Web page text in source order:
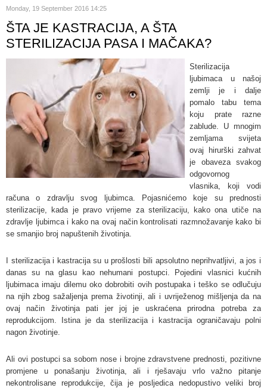
Monday, 19 September 2016 14:25
ŠTA JE KASTRACIJA, A ŠTA
STERILIZACIJA PASA I MAČAKA?
Sterilizacija
ljubimaca u našoj
zemlji je i dalje
pomalo tabu tema
koju prate razne
zablude. U mnogim
zemljama svijeta
ovaj hirurški zahvat
je obaveza svakog
odgovornog
vlasnika, koji vodi
računa o zdravlju svog ljubimca. Pojasnićemo koje su prednosti
sterilizacije, kada je pravo vrijeme za sterilizaciju, kako ona utiče na
zdravlje ljubimca i kako na ovaj način kontrolisati razmnožavanje kako bi
se smanjio broj napuštenih životinja.
I sterilizacija i kastracija su u prošlosti bili apsolutno neprihvatljivi, a jos i
danas su na glasu kao nehumani postupci. Pojedini vlasnici kućnih
ljubimaca imaju dilemu oko dobrobiti ovih postupaka i teško se odlučuju
na njih zbog sažaljenja prema životinji, ali i uvriježenog mišljenja da na
ovaj način životinja pati jer joj je uskraćena prirodna potreba za
reprodukcijom. Istina je da sterilizacija i kastracija ograničavaju polni
nagon životinje.
Ali ovi postupci sa sobom nose i brojne zdravstvene prednosti, pozitivne
promjene u ponašanju životinja, ali i rješavaju vrlo važno pitanje
nekontrolisane reprodukcije, čija je posljedica nedopustivo veliki broj